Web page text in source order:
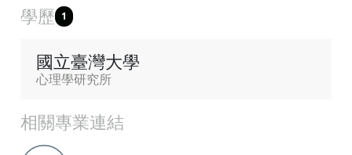
學歷 1
國立臺灣大學
心理學研究所
相關專業連結